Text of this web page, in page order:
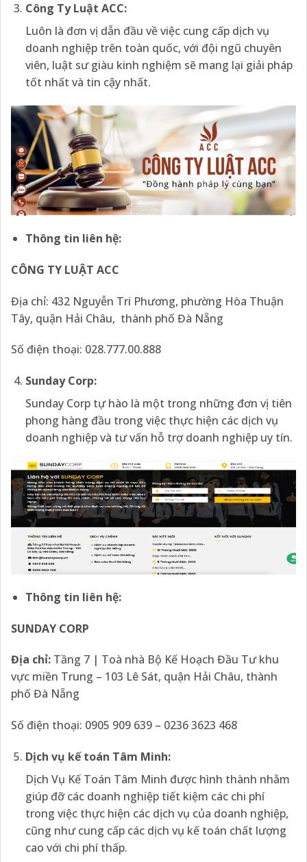
Công Ty Luật ACC:
Luôn là đơn vị dẫn đầu về việc cung cấp dịch vụ
doanh nghiệp trên toàn quốc, với đội ngũ chuyên
viên, luật sư giàu kinh nghiệm sẽ mang lại giải pháp
tốt nhất và tin cậy nhất.
Thông tin liên hệ:
CÔNG TY LUẬT ACC
Địa chỉ: 432 Nguyễn Tri Phương, phường Hòa Thuận
Tây, quận Hải Châu, thành phố Đà Nẵng
Số điện thoại: 028.777.00.888
Sunday Corp:
Sunday Corp tự hào là một trong những đơn vị tiên
phong hàng đầu trong việc thực hiện các dịch vụ
doanh nghiệp và tư vấn hỗ trợ doanh nghiệp uy tín.
Thông tin liên hệ:
SUNDAY CORP
Địa chỉ: Tầng 7 | Toà nhà Bộ Kế Hoạch Đầu Tư khu
vực miền Trung – 103 Lê Sát, quận Hải Châu, thành
phố Đà Nẵng
Số điện thoại: 0905 909 639 – 0236 3623 468
Dịch vụ kế toán Tâm Minh:
Dịch Vụ Kế Toán Tâm Minh được hình thành nhằm
giúp đỡ các doanh nghiệp tiết kiệm các chi phí
trong việc thực hiện các dịch vụ của doanh nghiệp,
cũng như cung cấp các dịch vụ kế toán chất lượng
cao với chi phí thấp.